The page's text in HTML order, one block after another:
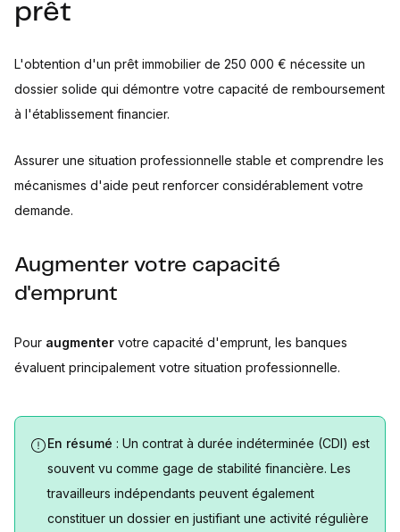
prêt
L'obtention d'un prêt immobilier de 250 000 € nécessite un
dossier solide qui démontre votre capacité de remboursement
à l'établissement financier.
Assurer une situation professionnelle stable et comprendre les
mécanismes d'aide peut renforcer considérablement votre
demande.
Augmenter votre capacité
d'emprunt
Pour augmenter votre capacité d'emprunt, les banques
évaluent principalement votre situation professionnelle.
En résumé : Un contrat à durée indéterminée (CDI) est
souvent vu comme gage de stabilité financière. Les
travailleurs indépendants peuvent également
constituer un dossier en justifiant une activité régulière